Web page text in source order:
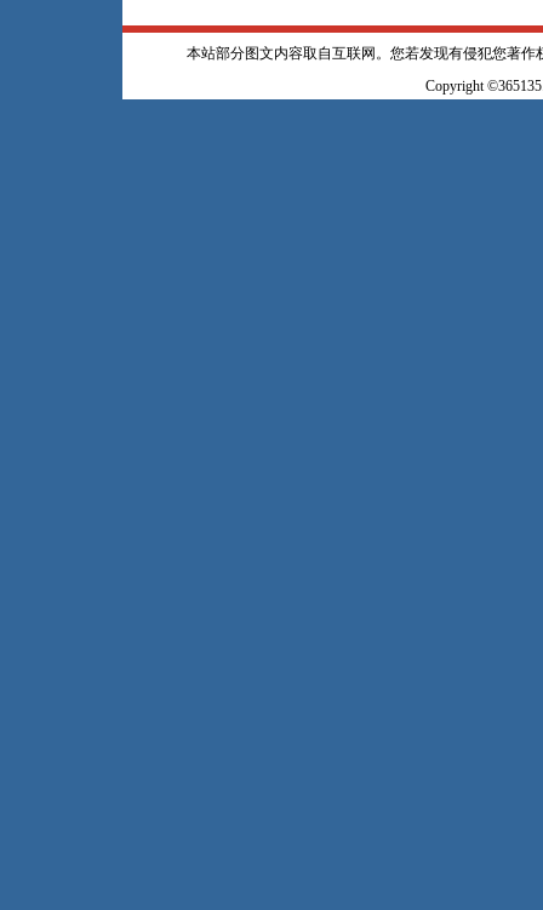
本站部分图文内容取自互联网。您若发现有侵犯您著
Copyright